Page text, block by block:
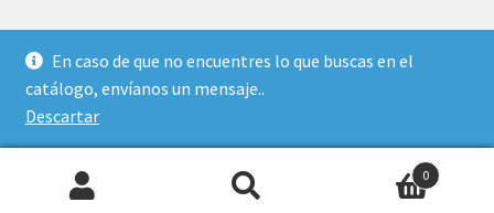
Política de privacidad
Creado con Storefront y
WooCommerce.
0
En caso de que no encuentres lo que buscas en el
catálogo, envíanos un mensaje..
Descartar